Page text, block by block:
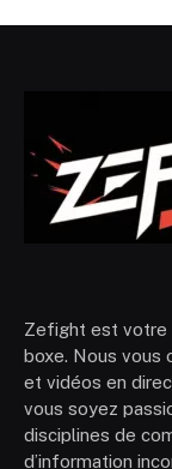
Zefight est votre
boxe. Nous vous
et vidéos en
vous soyez
disciplines de
d’information